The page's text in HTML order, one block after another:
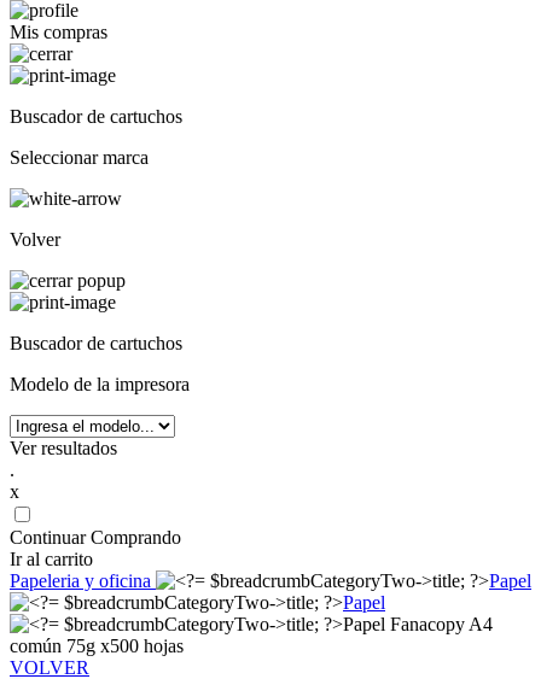
Mis compras
Buscador de cartuchos
Seleccionar marca
Volver
Buscador de cartuchos
Modelo de la impresora
Ver resultados
.
x
Continuar Comprando
Ir al carrito
Papeleria y oficina
Papel
Papel
Papel Fanacopy A4
común 75g x500 hojas
VOLVER